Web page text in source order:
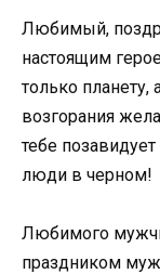
Любимый,
настоящим
только планету,
возгорания
тебе
люди в черном!
Любимого
праздником